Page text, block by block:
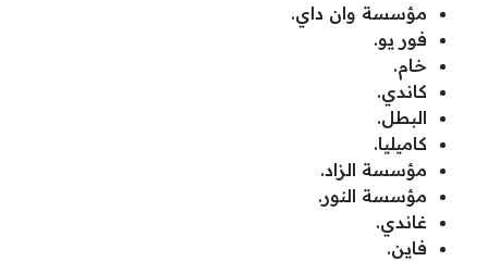
مؤسسة وان داي.
فور يو.
خام.
كاندي.
البطل.
كاميليا.
مؤسسة الزاد.
مؤسسة النور.
غاندي.
فاين.